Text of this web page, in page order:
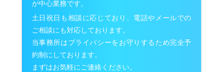
が中心業務です。
土日祝日も相談に応じており、電話やメールでの
ご相談にも対応しております。
当事務所はプライバシーをお守りするため完全予
約制にしております。
まずはお気軽にご連絡ください。